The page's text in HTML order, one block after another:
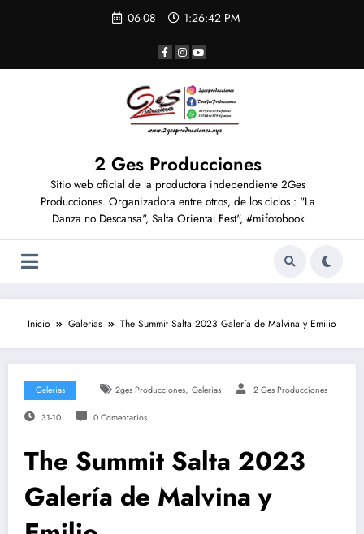
06-08 1:26:42 PM
2 Ges Producciones
Sitio web oficial de la productora independiente 2Ges
Producciones. Organizadora entre otros, de los ciclos : "La
Danza no Descansa", Salta Oriental Fest", #mifotobook
Inicio Galerias The Summit Salta 2023 Galería de Malvina y Emilio
Galerias 2ges Producciones, Galerias 2 Ges Producciones
31-10 0 Comentarios
The Summit Salta 2023
Galería de Malvina y